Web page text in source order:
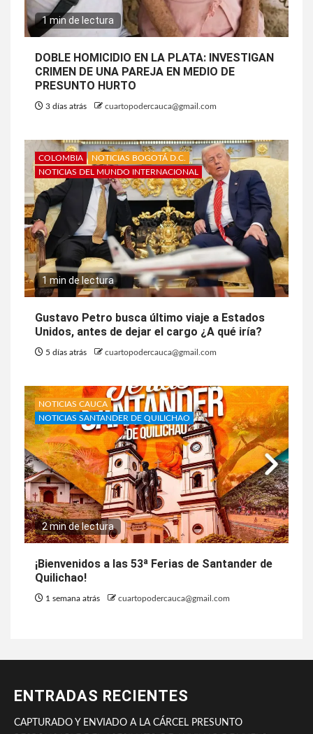
1 min de lectura
DOBLE HOMICIDIO EN LA PLATA: INVESTIGAN
CRIMEN DE UNA PAREJA EN MEDIO DE
PRESUNTO HURTO
3 días atrás cuartopodercauca@gmail.com
COLOMBIA
NOTICIAS BOGOTÁ D.C.
NOTICIAS DEL MUNDO INTERNACIONAL
1 min de lectura
Gustavo Petro busca último viaje a Estados
Unidos, antes de dejar el cargo ¿A qué iría?
5 días atrás cuartopodercauca@gmail.com
NOTICIAS CAUCA
NOTICIAS SANTANDER DE QUILICHAO
2 min de lectura
¡Bienvenidos a las 53ª Ferias de Santander de
Quilichao!
1 semana atrás cuartopodercauca@gmail.com
ENTRADAS RECIENTES
CAPTURADO Y ENVIADO A LA CÁRCEL PRESUNTO